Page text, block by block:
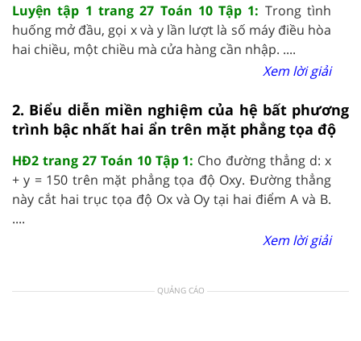
Luyện tập 1 trang 27 Toán 10 Tập 1: Trong tình
huống mở đầu, gọi x và y lần lượt là số máy điều hòa
hai chiều, một chiều mà cửa hàng cần nhập. ....
Xem lời giải
2. Biểu diễn miền nghiệm của hệ bất phương
trình bậc nhất hai ẩn trên mặt phẳng tọa độ
HĐ2 trang 27 Toán 10 Tập 1: Cho đường thẳng d: x
+ y = 150 trên mặt phẳng tọa độ Oxy. Đường thẳng
này cắt hai trục tọa độ Ox và Oy tại hai điểm A và B.
....
Xem lời giải
QUẢNG CÁO